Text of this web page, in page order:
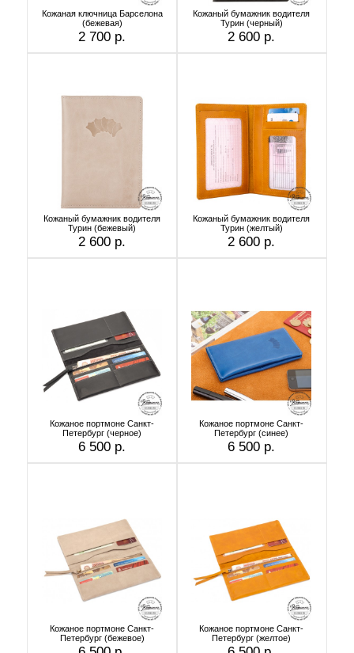
Кожаная ключница Барселона
(бежевая)
2 700 р.
Кожаный бумажник водителя
Турин (черный)
2 600 р.
Кожаный бумажник водителя
Турин (бежевый)
2 600 р.
Кожаный бумажник водителя
Турин (желтый)
2 600 р.
Кожаное портмоне Санкт-
Петербург (черное)
6 500 р.
Кожаное портмоне Санкт-
Петербург (синее)
6 500 р.
Кожаное портмоне Санкт-
Петербург (бежевое)
Кожаное портмоне Санкт-
Петербург (желтое)